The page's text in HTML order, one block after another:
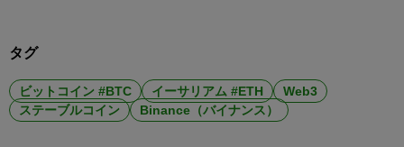
タグ
ビットコイン #BTC イーサリアム #ETH
Web3
ステーブルコイン
Binance（バイナンス）